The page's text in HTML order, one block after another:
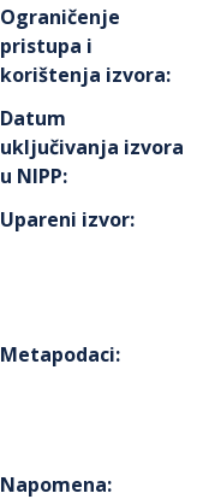
Ograničenje
pristupa i
korištenja izvora:
Datum
uključivanja izvora
u NIPP:
Upareni izvor:
Metapodaci:
Napomena: